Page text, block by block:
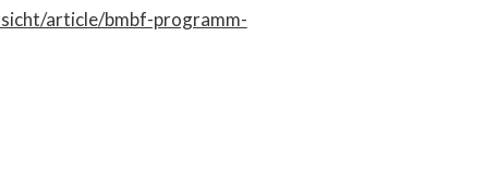
article/bmbf-programm-